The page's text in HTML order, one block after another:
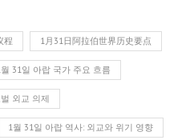
程 1月31日阿拉伯世界历史要点
월 31일 아랍 국가 주요 흐름
외교 의제
1월 31일 아랍 역사: 외교와 위기 영향